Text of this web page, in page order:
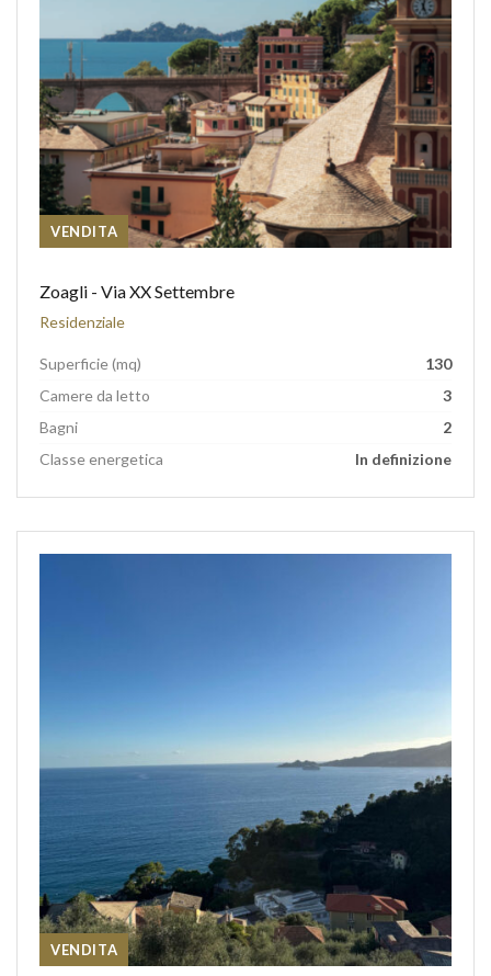
VENDITA
Zoagli - Via XX Settembre
Residenziale
Superficie (mq)
130
Camere da letto
3
Bagni
2
Classe energetica
In definizione
VENDITA